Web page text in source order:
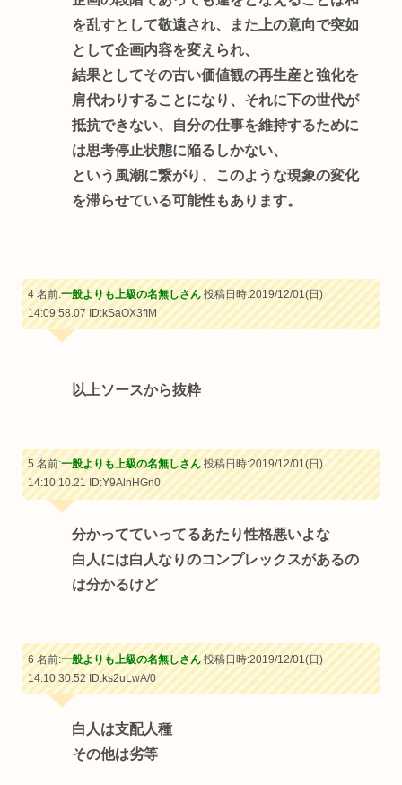
を乱すとして敬遠され、また上の意向で突如
として企画内容を変えられ、
結果としてその古い価値観の再生産と強化を
肩代わりすることになり、それに下の世代が
抵抗できない、自分の仕事を維持するために
は思考停止状態に陥るしかない、
という風潮に繋がり、このような現象の変化
を滞らせている可能性もあります。
4 名前:一般よりも上級の名無しさん投稿日時:2019/12/01(日)
14:09:58.07ID:kSaOX3fIM
以上ソースから抜粋
5 名前:一般よりも上級の名無しさん投稿日時:2019/12/01(日)
14:10:10.21ID:Y9AlnHGn0
分かってていってるあたり性格悪いよな
白人には白人なりのコンプレックスがあるの
は分かるけど
6 名前:一般よりも上級の名無しさん投稿日時:2019/12/01(日)
14:10:30.52ID:ks2uLwA/0
白人は支配人種
その他は劣等